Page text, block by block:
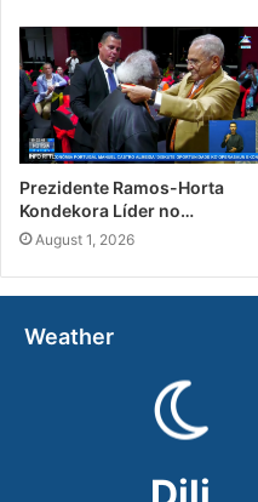
Prezidente Ramos-Horta
Kondekora Líder no…
August 1, 2026
Weather